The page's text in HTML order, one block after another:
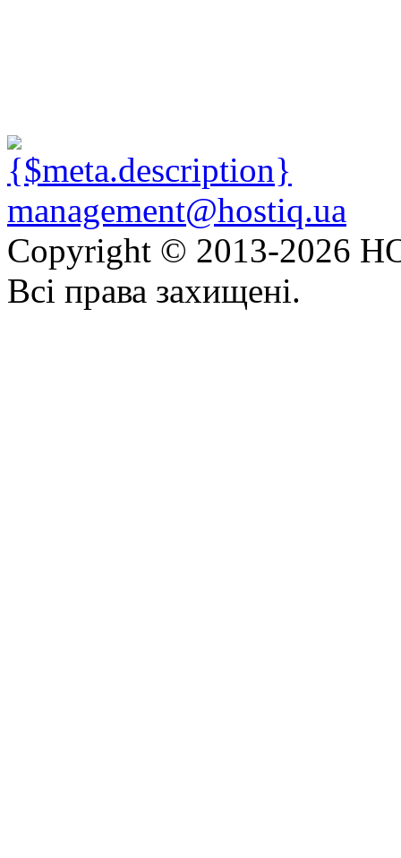
management@hostiq.ua
Copyright © 2013-2026
Всі права захищені.